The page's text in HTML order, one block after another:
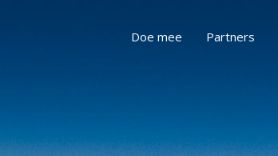
Doe mee Partners